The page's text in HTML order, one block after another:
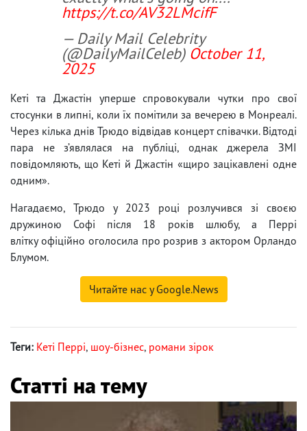
https://t.co/AV32LMcifF
— Daily Mail Celebrity
(@DailyMailCeleb) October 11,
2025
Кеті та Джастін уперше спровокували чутки про свої
стосунки в липні, коли їх помітили за вечерею в Монреалі.
Через кілька днів Трюдо відвідав концерт співачки. Відтоді
пара не з’являлася на публіці, однак джерела ЗМІ
повідомляють, що Кеті й Джастін «щиро зацікавлені одне
одним».
Нагадаємо, Трюдо у 2023 році розлучився зі своєю
дружиною Софі після 18 років шлюбу, а Перрі
влітку офіційно оголосила про розрив з актором Орландо
Блумом.
Читайте нас у Google.News
Теги: Кеті Перрі, шоу-бізнес, романи зірок
Статті на тему